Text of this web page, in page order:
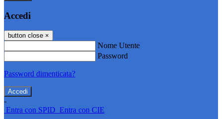
Accedi
button close ×
Nome Utente
Password
Password dimenticata?
-
Entra con SPID Entra con CIE